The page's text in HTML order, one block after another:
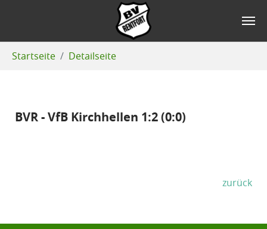
Startseite Detailseite
BVR - VfB Kirchhellen 1:2 (0:0)
zurück